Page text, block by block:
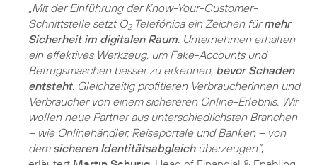
„Mit der Einführung der Know-Your-Customer-
Schnittstelle setzt O2Telefónica ein Zeichen fürmehr
Sicherheit im digitalen Raum. Unternehmen erhalten
ein effektives Werkzeug, um Fake-Accounts und
Betrugsmaschen besser zu erkennen, bevor Schaden
entsteht. Gleichzeitig profitieren Verbraucherinnen und
Verbraucher von einem sichereren Online-Erlebnis. Wir
wollen neue Partner aus unterschiedlichsten Branchen
– wie Onlinehändler, Reiseportale und Banken – von
dem sicheren Identitätsabgleichüberzeugen”,